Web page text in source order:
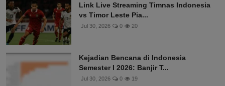
Link Live Streaming Timnas Indonesia
vs Timor Leste Pia...
Jul 30, 2026 0 20
Kejadian Bencana di Indonesia
Semester I 2026: Banjir T...
Jul 30, 2026 0 19